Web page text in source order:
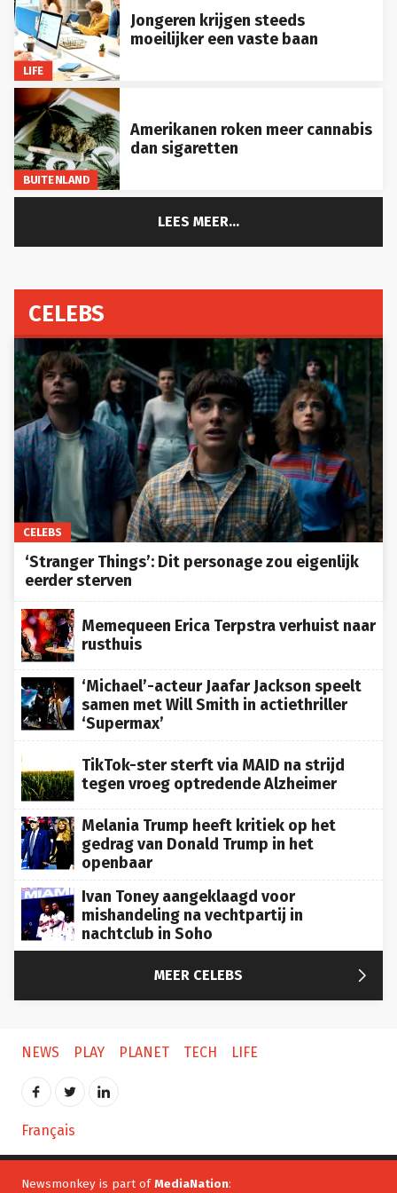
LIFE
Jongeren krijgen steeds
moeilijker een vaste baan
BUITENLAND
Amerikanen roken meer cannabis
dan sigaretten
LEES MEER...
CELEBS
CELEBS
‘Stranger Things’: Dit personage zou eigenlijk
eerder sterven
Memequeen Erica Terpstra verhuist naar
rusthuis
‘Michael’-acteur Jaafar Jackson speelt
samen met Will Smith in actiethriller
‘Supermax’
TikTok-ster sterft via MAID na strijd
tegen vroeg optredende Alzheimer
Melania Trump heeft kritiek op het
gedrag van Donald Trump in het
openbaar
Ivan Toney aangeklaagd voor
mishandeling na vechtpartij in
nachtclub in Soho
MEER CELEBS 
NEWS PLAY PLANET TECH LIFE
Français
Newsmonkey is part of MediaNation